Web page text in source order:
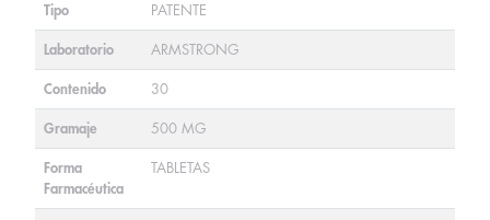
Tipo PATENTE
Laboratorio ARMSTRONG
Contenido 30
Gramaje 500 MG
Forma
Farmacéutica
TABLETAS